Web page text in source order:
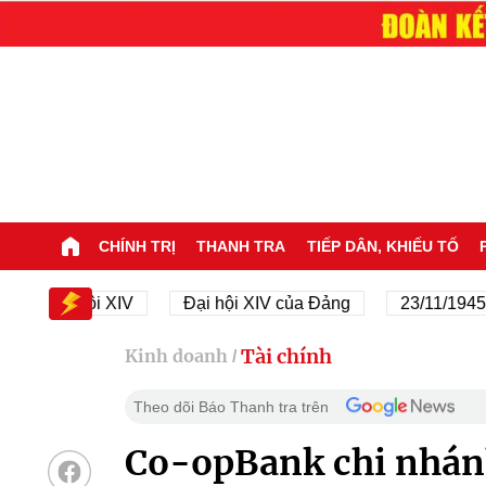
CHÍNH TRỊ THANH TRA TIẾP DÂN, KHIẾU TỐ
hội XIV Đại hội XIV của Đảng 23/11/1945 - 23/
Kinh doanh / Tài chính
Theo dõi Báo Thanh tra trên
Co-opBank chi